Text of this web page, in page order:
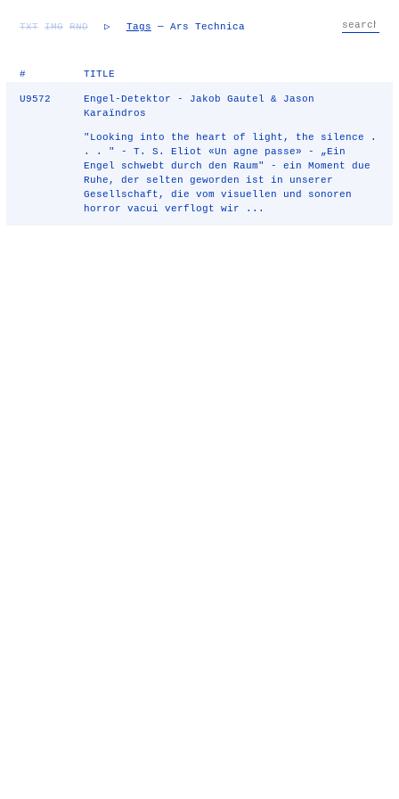
TXT IMG RND ▷ Tags — Ars Technica
# TITLE
U9572
Engel-Detektor - Jakob Gautel & Jason
Karaïndros
"Looking into the heart of light, the silence .
. . " - T. S. Eliot «Un agne passe» - „Ein
Engel schwebt durch den Raum" - ein Moment due
Ruhe, der selten geworden ist in unserer
Gesellschaft, die vom visuellen und sonoren
horror vacui verflogt wir ...